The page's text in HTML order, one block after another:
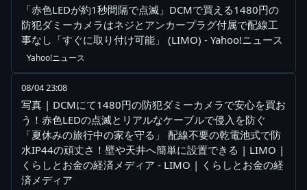
「赤色LEDが約1秒間隔で点滅」DCMで買える1480円の
防犯ダミーカメラはネジとアンカープラグ付属で配線工
事なし「すぐに取り付け可能」 (LIMO) - Yahoo!ニュース
Yahoo!ニュース
08/04 23:08
写真 | DCMにて1480円の防犯ダミーカメラで安心を買お
う！赤色LEDの点滅とリアルなケーブルで侵入を防ぐ
「夏休みの旅行中の家を守る」 配線不要の乾電池式で防
水IP44の頑丈さ！壁や天井へ簡単に設置できる | LIMO |
くらしとお金の経済メディア - LIMO | くらしとお金の経
済メディア